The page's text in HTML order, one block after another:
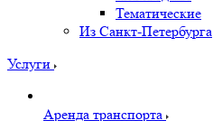
Тематические
Из Санкт-Петербурга
Услуги
Аренда транспорта